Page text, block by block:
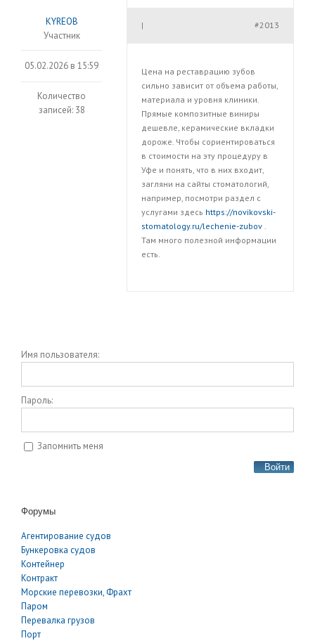
KYREOB
Участник
05.02.2026 в 15:59
Количество
записей: 38
#2013
|
Цена на реставрацию зубов
сильно зависит от объема работы,
материала и уровня клиники.
Прямые композитные виниры
дешевле, керамические вкладки
дороже. Чтобы сориентироваться
в стоимости на эту процедуру в
Уфе и понять, что в них входит,
загляни на сайты стоматологий,
например, посмотри раздел с
услугами здесь https://novikovski-
stomatology.ru/lechenie-zubov .
Там много полезной информации
есть.
Имя пользователя:
Пароль:
Запомнить меня
Войти
Форумы
Агентирование судов
Бункеровка судов
Контейнер
Контракт
Морские перевозки, Фрахт
Паром
Перевалка грузов
Порт